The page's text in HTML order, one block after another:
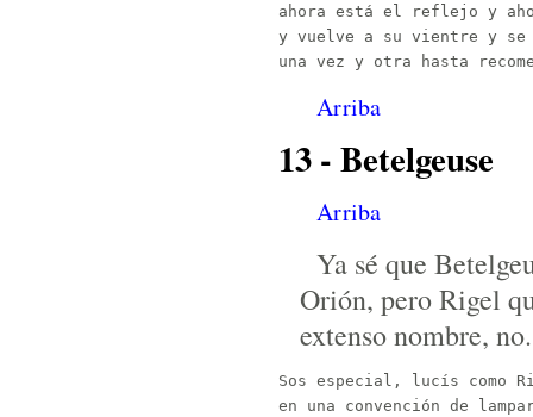
ahora está el reflejo y
y vuelve a su vientre y se
Arriba
13 - Betelgeuse
Arriba
Ya sé que
Orión, pero Rigel
extenso nombre, no.
Sos especial, lucís como
en una convención de